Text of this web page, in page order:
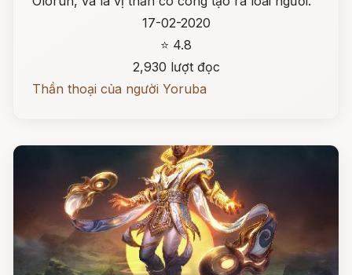
17-02-2020
⭐ 4.8
2,930 lượt đọc
Thần thoại của người Yoruba